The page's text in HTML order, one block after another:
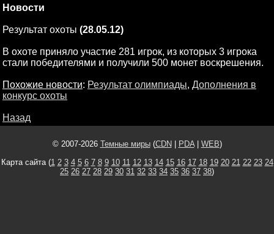
Новости
Результат охоты (28.05.12)
В охоте приняло участие 281 игрок, из которых 3 игрока
стали победителями и получили 500 монет воскрешения.
Похожие новости: Результат олимпиады, Дополнения в
конкурс охоты
Назад
© 2007-2026 Темные миры(CDN PDA| WEB)
Карта сайта (1 2 3 4 5 6 7 8 9 10 11 12 13 14 15 16 17 18 19 20 21 22 23 24
25 26 27 28 29 30 31 32 33 34 35 36 37 38)